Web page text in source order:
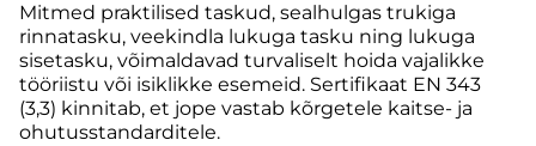
Mitmed praktilised taskud, sealhulgas trukiga
rinnatasku, veekindla lukuga tasku ning lukuga
sisetasku, võimaldavad turvaliselt hoida vajalikke
tööriistu või isiklikke esemeid. Sertifikaat EN 343
(3,3) kinnitab, et jope vastab kõrgetele kaitse- ja
ohutusstandarditele.